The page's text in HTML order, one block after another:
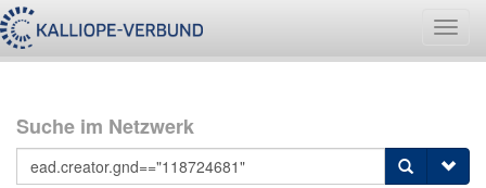
Suche im Netzwerk